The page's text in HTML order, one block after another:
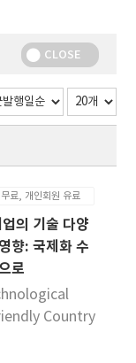
CLOSE
료, 개인회원 유료
의 기술 다양
향: 국제화 수
로
Country